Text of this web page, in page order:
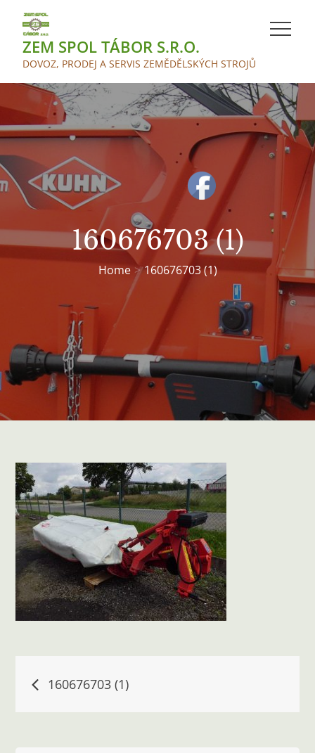
contentZEM SPOL TÁBOR S.R.O.
DOVOZ, PRODEJ A SERVIS ZEMĚDĚLSKÝCH STROJŮ
160676703 (1)
Home 160676703 (1)
Navigace
160676703 (1)